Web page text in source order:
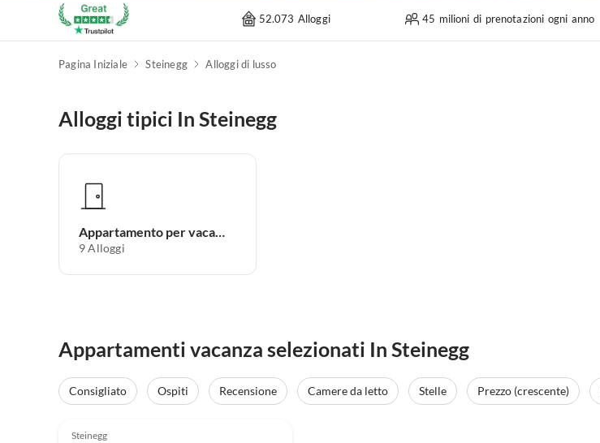
52.073 Alloggi 45 milioni di prenotazioni ogni anno
Pagina Iniziale Steinegg Alloggi di lusso
Alloggi tipici In Steinegg
Appartamento per vacanze
9 Alloggi
Appartamenti vacanza selezionati In Steinegg
Consigliato Ospiti Recensione Camere da letto Stelle Prezzo (crescente)
Annuncio in
Alto
Steinegg